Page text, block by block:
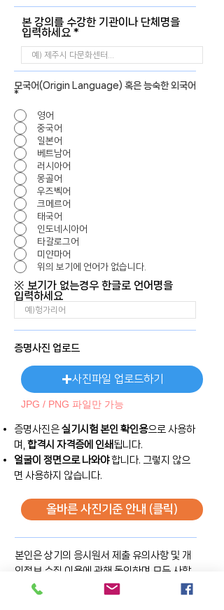
본 강의를 수강한 기관이나 단체명을
입력하세요
모국어(Origin Language) 혹은 능숙한 외국어
*
영어
중국어
일본어
베트남어
러시아어
몽골어
우즈벡어
크메르어
태국어
인도네시아어
타갈로그어
미얀마어
위의 보기에 언어가 없습니다.
※ 보기가 없는경우 한글로 언어명을
입력하세요
​증명사진 업로드
사진파일 업로드하기
JPG / PNG 파일만 가능
증명사진은실기시험 본인 확인용으로 사용하
며, 합격시 자격증에 인쇄됩니다.
얼굴이 정면으로 나와야합니다. 그렇지 않으
면 사용하지 않습니다.
올바른 사진기준 안내 (클릭)
본인은 상기의 응시원서 제출 유의사항 및 개
인정보 수집 이용에 관해 동의하며 모든 사항
을 정확히 입력 하였음을 확인합니다. (※ 만